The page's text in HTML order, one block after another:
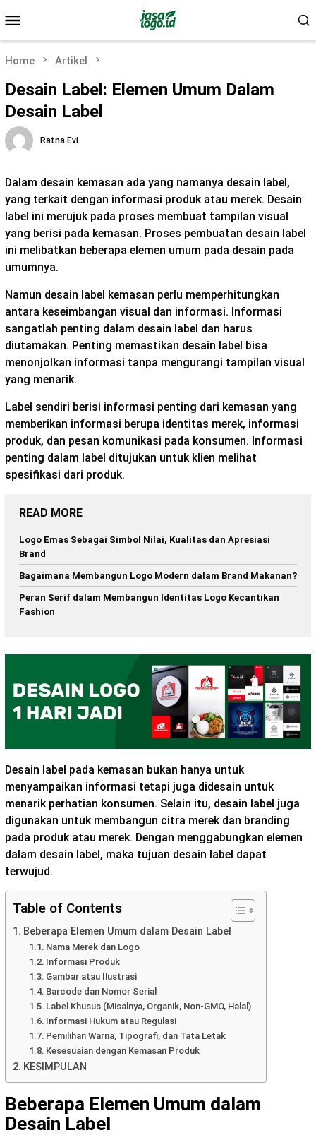
to
contentMenu
Home Artikel
Desain Label: Elemen Umum Dalam
Desain Label
Ratna Evi
Dalam desain kemasan ada yang namanya desain label,
yang terkait dengan informasi produk atau merek. Desain
label ini merujuk pada proses membuat tampilan visual
yang berisi pada kemasan. Proses pembuatan desain label
ini melibatkan beberapa elemen umum pada desain pada
umumnya.
Namun desain label kemasan perlu memperhitungkan
antara keseimbangan visual dan informasi. Informasi
sangatlah penting dalam desain label dan harus
diutamakan. Penting memastikan desain label bisa
menonjolkan informasi tanpa mengurangi tampilan visual
yang menarik.
Label sendiri berisi informasi penting dari kemasan yang
memberikan informasi berupa identitas merek, informasi
produk, dan pesan komunikasi pada konsumen. Informasi
penting dalam label ditujukan untuk klien melihat
spesifikasi dari produk.
READ MORE
Logo Emas Sebagai Simbol Nilai, Kualitas dan Apresiasi
Brand
Bagaimana Membangun Logo Modern dalam Brand Makanan?
Peran Serif dalam Membangun Identitas Logo Kecantikan
Fashion
Desain label pada kemasan bukan hanya untuk
menyampaikan informasi tetapi juga didesain untuk
menarik perhatian konsumen. Selain itu, desain label juga
digunakan untuk membangun citra merek dan branding
pada produk atau merek. Dengan menggabungkan elemen
dalam desain label, maka tujuan desain label dapat
terwujud.
Table of Contents
Beberapa Elemen Umum dalam Desain Label
Nama Merek dan Logo
Informasi Produk
Gambar atau Ilustrasi
Barcode dan Nomor Serial
Label Khusus (Misalnya, Organik, Non-GMO, Halal)
Informasi Hukum atau Regulasi
Pemilihan Warna, Tipografi, dan Tata Letak
Kesesuaian dengan Kemasan Produk
KESIMPULAN
Beberapa Elemen Umum dalam
Desain Label